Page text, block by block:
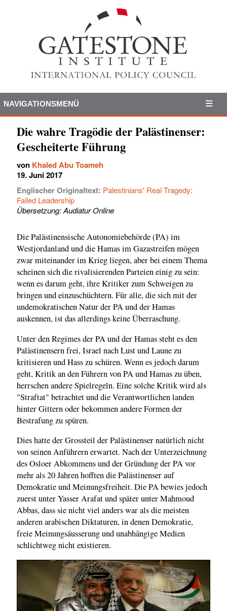
NAVIGATIONSMENÜ
Die wahre Tragödie der Palästinenser:
Gescheiterte Führung
von Khaled Abu Toameh
19. Juni 2017
Englischer Originaltext: Palestinians' Real Tragedy:
Failed Leadership
Übersetzung: Audiatur Online
Die Palästinensische Autonomiebehörde (PA) im
Westjordanland und die Hamas im Gazastreifen mögen
zwar miteinander im Krieg liegen, aber bei einem Thema
scheinen sich die rivalisierenden Parteien einig zu sein:
wenn es darum geht, ihre Kritiker zum Schweigen zu
bringen und einzuschüchtern. Für alle, die sich mit der
undemokratischen Natur der PA und der Hamas
auskennen, ist das allerdings keine Überraschung.
Unter den Regimes der PA und der Hamas steht es den
Palästinensern frei, Israel nach Lust und Laune zu
kritisieren und Hass zu schüren. Wenn es jedoch darum
geht, Kritik an den Führern von PA und Hamas zu üben,
herrschen andere Spielregeln. Eine solche Kritik wird als
"Straftat" betrachtet und die Verantwortlichen landen
hinter Gittern oder bekommen andere Formen der
Bestrafung zu spüren.
Dies hatte der Grossteil der Palästinenser natürlich nicht
von seinen Anführern erwartet. Nach der Unterzeichnung
des Osloer Abkommens und der Gründung der PA vor
mehr als 20 Jahren hofften die Palästinenser auf
Demokratie und Meinungsfreiheit. Die PA bewies jedoch
zuerst unter Yasser Arafat und später unter Mahmoud
Abbas, dass sie nicht viel anders war als die meisten
anderen arabischen Diktaturen, in denen Demokratie,
freie Meinungsäusserung und unabhängige Medien
schlichtweg nicht existieren.